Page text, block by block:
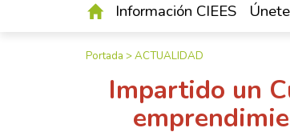
Información CIEES
Portada >ACTUALIDAD
Impartido un